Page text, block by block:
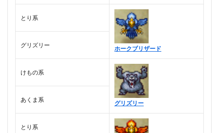
とり系
ホークブリザード
グリズリー
けもの系
グリズリー
あくま系
とり系